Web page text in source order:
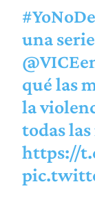
una
qué las
la
todas
https://